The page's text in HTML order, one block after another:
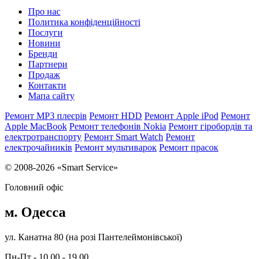
Про нас
Политика конфіденційності
Послуги
Новини
Бренди
Партнери
Продаж
Контакти
Мапа сайту
Ремонт MP3 плеєрів Ремонт HDD Ремонт Apple iPod Ремонт
Apple MacBook Ремонт телефонів Nokia Ремонт гіробордів та
електротранспорту Ремонт Smart Watch Ремонт
електрочайників Ремонт мультиварок Ремонт прасок
© 2008-2026 «Smart Service»
Головний офіс
м. Одесса
ул. Канатна 80 (на розі Пантелеймонівської)
Пн-Пт - 10.00 - 19.00